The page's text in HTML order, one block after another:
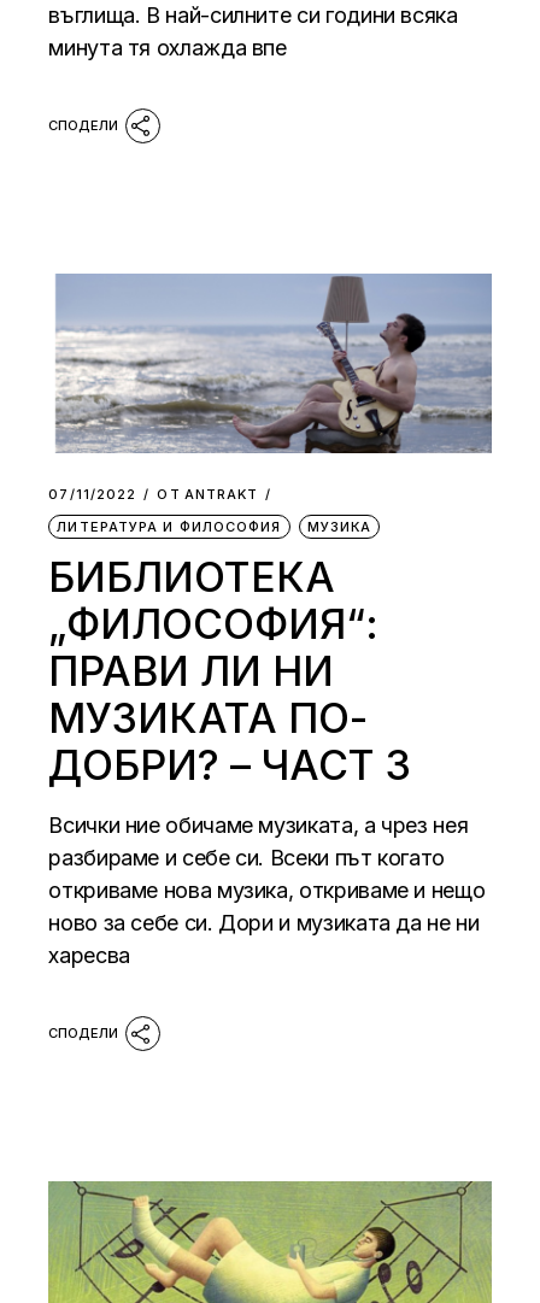
въглища. В най-силните си години всяка
минута тя охлажда впе
07/11/2022 ОТ АNTRAKT
ЛИТЕРАТУРА И ФИЛОСОФИЯ
МУЗИКА
БИБЛИОТЕКА
„ФИЛОСОФИЯ“:
ПРАВИ ЛИ НИ
МУЗИКАТА ПО-
ДОБРИ? – ЧАСТ 3
Всички ние обичаме музиката, а чрез нея
разбираме и себе си. Всеки път когато
откриваме нова музика, откриваме и нещо
ново за себе си. Дори и музиката да не ни
харесва